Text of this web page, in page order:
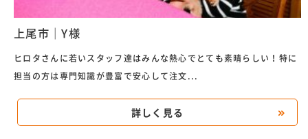
上尾市｜Y様
ヒロタさんに若いスタッフ達はみんな熱心でとても素晴らしい！特に
担当の方は専門知識が豊富で安心して注文...
詳しく見る